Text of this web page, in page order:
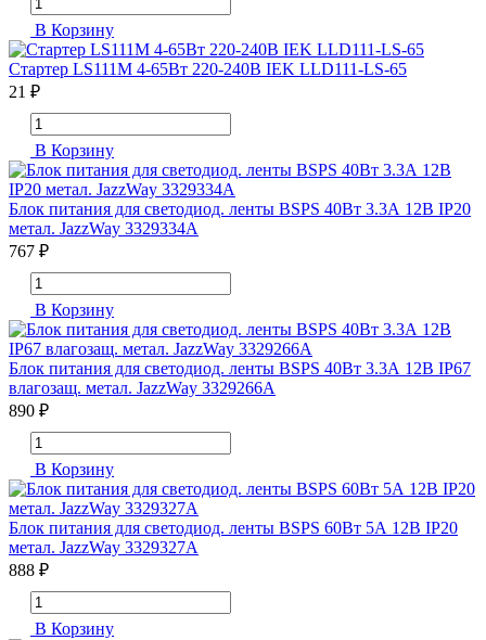
В Корзину
Стартер LS111M 4-65Вт 220-240В IEK LLD111-LS-65
21 ₽
В Корзину
Блок питания для светодиод. ленты BSPS 40Вт 3.3А 12В IP20
метал. JazzWay 3329334A
767 ₽
В Корзину
Блок питания для светодиод. ленты BSPS 40Вт 3.3А 12В IP67
влагозащ. метал. JazzWay 3329266A
890 ₽
В Корзину
Блок питания для светодиод. ленты BSPS 60Вт 5А 12В IP20
метал. JazzWay 3329327A
888 ₽
В Корзину